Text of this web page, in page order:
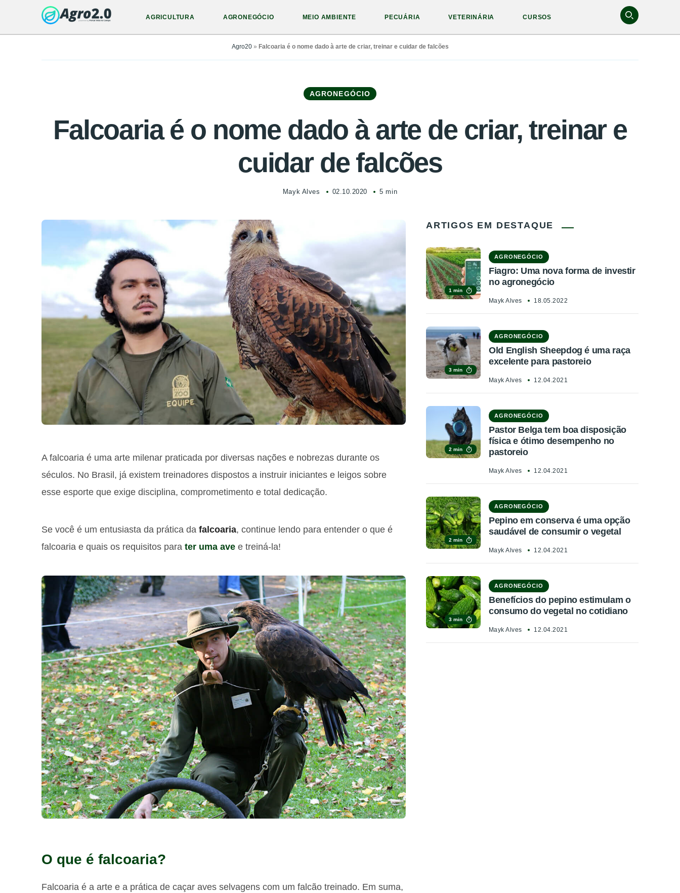
AGRICULTURA AGRONEGÓCIO MEIO AMBIENTE PECUÁRIA VETERINÁRIA CURSOS
Agro20» Falcoaria é o nome dado à arte de criar, treinar e cuidar de falcões
AGRONEGÓCIO
Falcoaria é o nome dado à arte de criar, treinar e
cuidar de falcões
Mayk Alves 02.10.2020 5 min
A falcoaria é uma arte milenar praticada por diversas nações e nobrezas durante os
séculos. No Brasil, já existem treinadores dispostos a instruir iniciantes e leigos sobre
esse esporte que exige disciplina, comprometimento e total dedicação.
Se você é um entusiasta da prática da falcoaria, continue lendo para entender o que é
falcoaria e quais os requisitos para ter uma ave e treiná-la!
O que é falcoaria?
Falcoaria é a arte e a prática de caçar aves selvagens com um falcão treinado. Em suma,
ARTIGOS EM DESTAQUE
1 min
AGRONEGÓCIO
Fiagro: Uma nova forma de investir
no agronegócio
Mayk Alves 18.05.2022
3 min
AGRONEGÓCIO
Old English Sheepdog é uma raça
excelente para pastoreio
Mayk Alves 12.04.2021
2 min
AGRONEGÓCIO
Pastor Belga tem boa disposição
física e ótimo desempenho no
pastoreio
Mayk Alves 12.04.2021
2 min
AGRONEGÓCIO
Pepino em conserva é uma opção
saudável de consumir o vegetal
Mayk Alves 12.04.2021
3 min
AGRONEGÓCIO
Benefícios do pepino estimulam o
consumo do vegetal no cotidiano
Mayk Alves 12.04.2021